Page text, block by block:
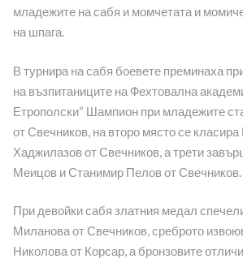
младежите на сабя и момчетата и
на шпага.
В турнира на сабя боевете преминаха
на възпитаниците на Фехтовална
Етрополски“ Шампион при младежите
от Свечников, на второ място се
Хаджилазов от Свечников, а трети
Меицов и Станимир Пелов от Свечников.
При девойки сабя златния медал
Миланова от Свечников, среброто
Николова от Корсар, а бронзовите